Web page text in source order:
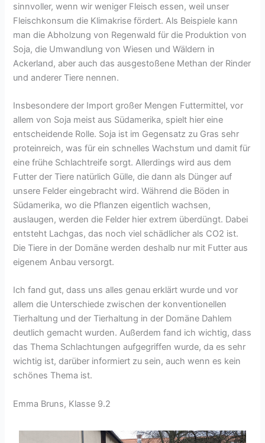
sinnvoller, wenn wir weniger Fleisch essen, weil unser
Fleischkonsum die Klimakrise fördert. Als Beispiele kann
man die Abholzung von Regenwald für die Produktion von
Soja, die Umwandlung von Wiesen und Wäldern in
Ackerland, aber auch das ausgestoßene Methan der Rinder
und anderer Tiere nennen.
Insbesondere der Import großer Mengen Futtermittel, vor
allem von Soja meist aus Südamerika, spielt hier eine
entscheidende Rolle. Soja ist im Gegensatz zu Gras sehr
proteinreich, was für ein schnelles Wachstum und damit für
eine frühe Schlachtreife sorgt. Allerdings wird aus dem
Futter der Tiere natürlich Gülle, die dann als Dünger auf
unsere Felder eingebracht wird. Während die Böden in
Südamerika, wo die Pflanzen eigentlich wachsen,
auslaugen, werden die Felder hier extrem überdüngt. Dabei
entsteht Lachgas, das noch viel schädlicher als CO2 ist.
Die Tiere in der Domäne werden deshalb nur mit Futter aus
eigenem Anbau versorgt.
Ich fand gut, dass uns alles genau erklärt wurde und vor
allem die Unterschiede zwischen der konventionellen
Tierhaltung und der Tierhaltung in der Domäne Dahlem
deutlich gemacht wurden. Außerdem fand ich wichtig, dass
das Thema Schlachtungen aufgegriffen wurde, da es sehr
wichtig ist, darüber informiert zu sein, auch wenn es kein
schönes Thema ist.
Emma Bruns, Klasse 9.2